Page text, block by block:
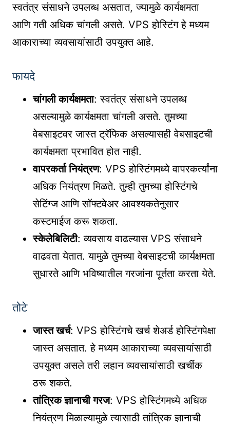
स्वतंत्र संसाधने उपलब्ध असतात, ज्यामुळे कार्यक्षमता
आणि गती अधिक चांगली असते. VPS होस्टिंग हे मध्यम
आकाराच्या व्यवसायांसाठी उपयुक्त आहे.
फायदे
चांगली कार्यक्षमता: स्वतंत्र संसाधने उपलब्ध
असल्यामुळे कार्यक्षमता चांगली असते. तुमच्या
वेबसाइटवर जास्त ट्रॅफिक असल्यासही वेबसाइटची
कार्यक्षमता प्रभावित होत नाही.
वापरकर्ता नियंत्रण: VPS होस्टिंगमध्ये वापरकर्त्यांना
अधिक नियंत्रण मिळते. तुम्ही तुमच्या होस्टिंगचे
सेटिंग्ज आणि सॉफ्टवेअर आवश्यकतेनुसार
कस्टमाईज करू शकता.
स्केलेबिलिटी: व्यवसाय वाढल्यास VPS संसाधने
वाढवता येतात. यामुळे तुमच्या वेबसाइटची कार्यक्षमता
सुधारते आणि भविष्यातील गरजांना पूर्तता करता येते.
तोटे
जास्त खर्च: VPS होस्टिंगचे खर्च शेअर्ड होस्टिंगपेक्षा
जास्त असतात. हे मध्यम आकाराच्या व्यवसायांसाठी
उपयुक्त असले तरी लहान व्यवसायांसाठी खर्चीक
ठरू शकते.
तांत्रिक ज्ञानाची गरज: VPS होस्टिंगमध्ये अधिक
नियंत्रण मिळाल्यामुळे त्यासाठी तांत्रिक ज्ञानाची